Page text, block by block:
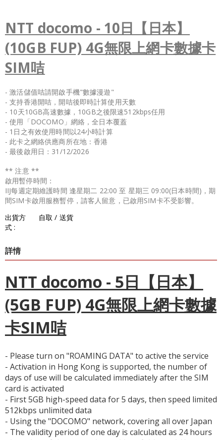
NTT docomo - 10日【日本】
(10GB FUP) 4G無限上網卡數據卡
SIM咭
- 激活儲值咭請開啟手機"數據漫遊"
- 支持香港開咭，開咭後即時計算使用天數
- 10天10GB高速數據，10GB之後限速512kbps任用
- 使用「DOCOMO」網絡，全日本覆蓋
- 1日之有效使用時間以24小時計算
- 此卡之網絡供應商所在地：香港
- 最後啟用日：31/12/2026
** 注意 **
啟用暫停時間：
IIJ每週定期維護時間 逢星期二 22:00 至 星期三 09:00(日本時間)，期
間SIM卡啟用服務暫停，請客人留意，已啟用SIM卡不受影響。
出貨方
式 :
自取 / 送貨
詳情
NTT docomo - 5日【日本】
(5GB FUP) 4G無限上網卡數據
卡SIM咭
- Please turn on "ROAMING DATA" to active the service
- Activation in Hong Kong is supported, the number of
days of use will be calculated immediately after the SIM
card is activated
- First 5GB high-speed data for 5 days, then speed limited
512kbps unlimited data
- Using the "DOCOMO" network, covering all over Japan
- The validity period of one day is calculated as 24 hours